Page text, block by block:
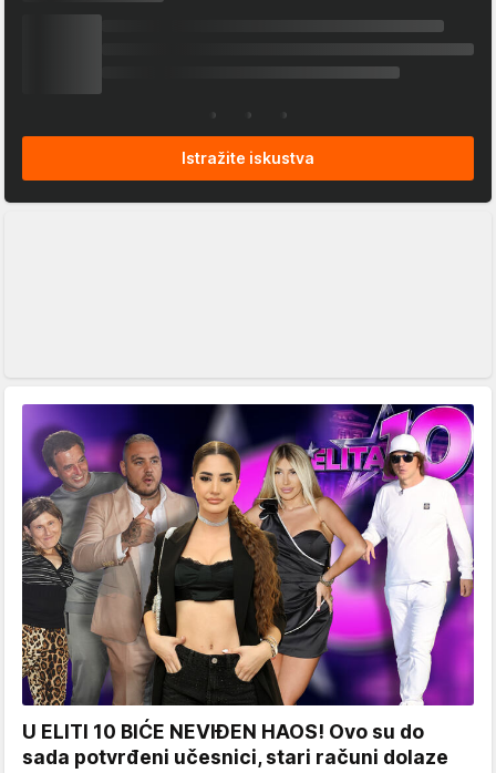
Istražite iskustva
U ELITI 10 BIĆE NEVIĐEN HAOS! Ovo su do
sada potvrđeni učesnici, stari računi dolaze